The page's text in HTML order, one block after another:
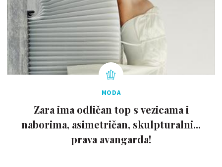
MODA
Zara ima odličan top s vezicama i
naborima, asimetričan, skulpturalni...
prava avangarda!